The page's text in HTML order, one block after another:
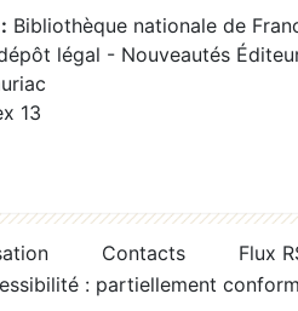
Bibliothèque nationale de
légal - Nouveautés
13
Contacts
Flux
: partiellement